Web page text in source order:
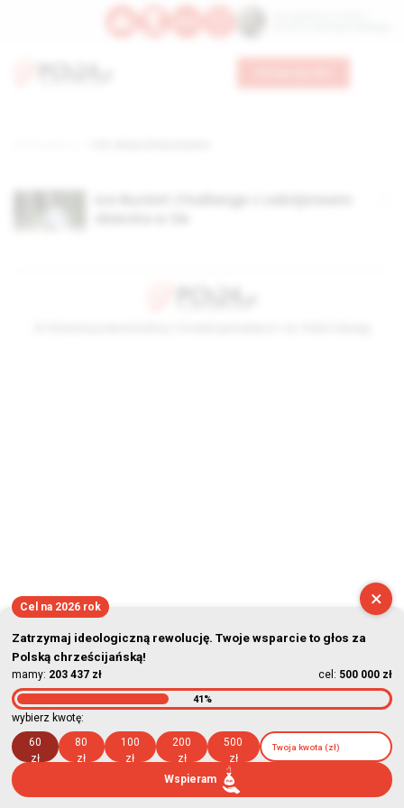
×
Cel na 2026 rok
Zatrzymaj ideologiczną rewolucję. Twoje wsparcie to głos za
Polską chrześcijańską!
mamy: 203 437 zł cel: 500 000 zł
41%
wybierz kwotę:
60
zł
80
zł
100
zł
200
zł
500
zł
Wspieram